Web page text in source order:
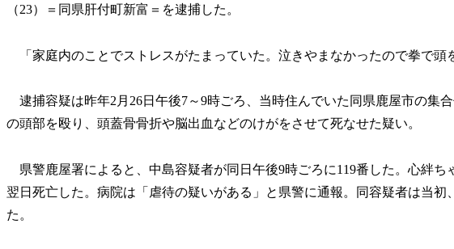
（23）＝同県肝付町新富＝を逮捕した。
「家庭内のことでストレスがたまっていた。泣きやまなかったので拳で頭
逮捕容疑は昨年2月26日午後7～9時ごろ、当時住んでいた同県鹿屋市の集
の頭部を殴り、頭蓋骨骨折や脳出血などのけがをさせて死なせた疑い。
県警鹿屋署によると、中島容疑者が同日午後9時ごろに119番した。心絆ち
翌日死亡した。病院は「虐待の疑いがある」と県警に通報。同容疑者は当
た。